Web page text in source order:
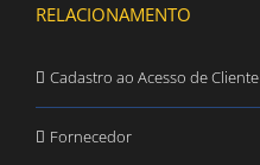
RELACIONAMENTO
Cadastro ao Acesso de Cliente
Fornecedor